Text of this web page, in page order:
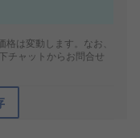
は変動します。なお、
チャットからお問合せ